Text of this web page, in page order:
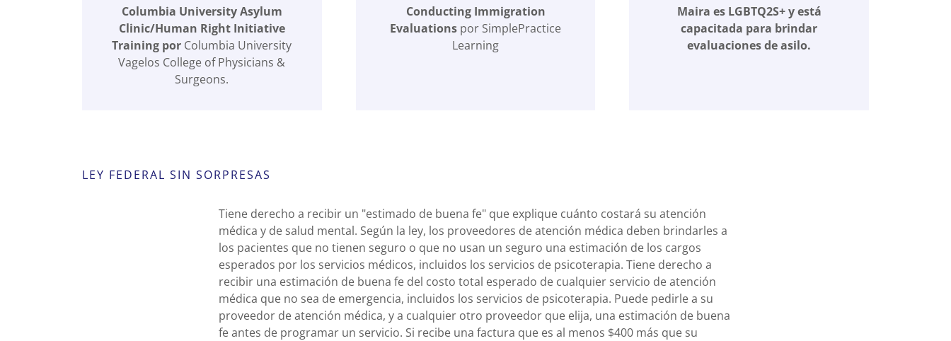
Columbia University Asylum
Clinic/Human Right Initiative
Training por Columbia University
Vagelos College of Physicians &
Surgeons.
Conducting Immigration
Evaluations por SimplePractice
Learning
Maira es LGBTQ2S+ y está
capacitada para brindar
evaluaciones de asilo.
LEY FEDERAL SIN SORPRESAS
Tiene derecho a recibir un "estimado de buena fe" que explique cuánto costará su atención
médica y de salud mental. Según la ley, los proveedores de atención médica deben brindarles a
los pacientes que no tienen seguro o que no usan un seguro una estimación de los cargos
esperados por los servicios médicos, incluidos los servicios de psicoterapia. Tiene derecho a
recibir una estimación de buena fe del costo total esperado de cualquier servicio de atención
médica que no sea de emergencia, incluidos los servicios de psicoterapia. Puede pedirle a su
proveedor de atención médica, y a cualquier otro proveedor que elija, una estimación de buena
fe antes de programar un servicio. Si recibe una factura que es al menos $400 más que su